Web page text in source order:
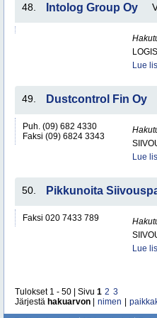
48. Intolog Group Oy
Lue
49. Dustcontrol Fin Oy
Puh. (09) 682 4330
Faksi (09) 6824 3343
Lue
50. Pikkunoita
Faksi 020 7433 789
Lue
Tulokset 1 - 50 | Sivu 1 2 3
Järjestä hakuarvon nimen